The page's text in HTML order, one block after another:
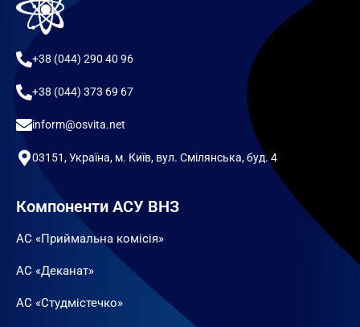
+38 (044) 290 40 96
+38 (044) 373 69 67
inform@osvita.net
03151, Україна, м. Київ, вул. Смілянська, буд. 4
Компоненти АСУ ВНЗ
АС «Приймальна комісія»
АС «Деканат»
АС «Студмістечко»